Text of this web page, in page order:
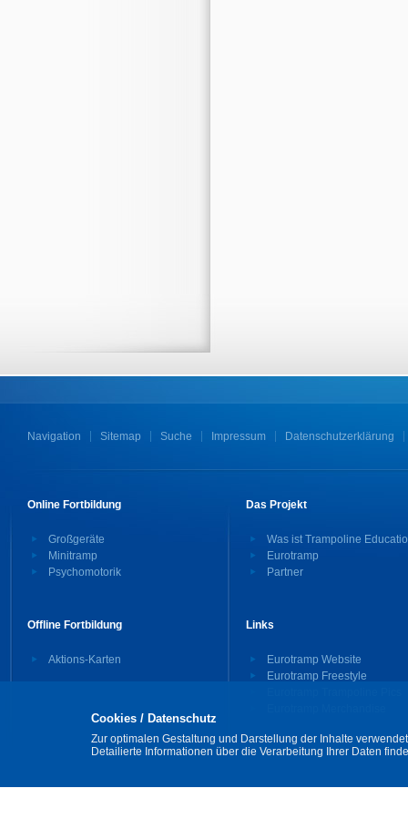
Navigation Sitemap Suche Impressum Datenschutzerklärung
Online Fortbildung
Großgeräte
Minitramp
Psychomotorik
Offline Fortbildung
Aktions-Karten
Das Projekt
Was ist Trampoline
Eurotramp
Partner
Links
Eurotramp Website
Eurotramp Freestyle
Cookies / Datenschutz
Zur optimalen Gestaltung und Darstellung der Inhalte
Detailierte Informationen über die Verarbeitung Ihrer Daten